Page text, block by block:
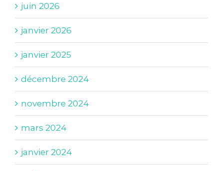
juin 2026
janvier 2026
janvier 2025
décembre 2024
novembre 2024
mars 2024
janvier 2024